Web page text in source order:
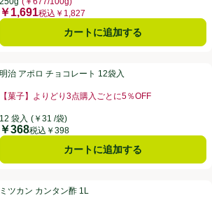
価格
￥1,691税込￥1,827
カートに追加する
12袋入
1ヵ月
5点中4.0点。
明治 アポロ チョコレート 12袋入
【菓子】よりどり3点購入ごとに5％OFF
12 袋入 (￥31 /袋)
価格
￥368税込￥398
カートに追加する
2ヵ月
点中4.8点。
ミツカン カンタン酢 1L